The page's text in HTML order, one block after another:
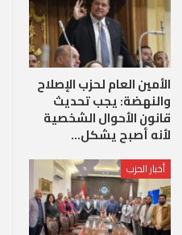
الأمين العام لحزب الإصلاح
والنهضة: يجب تحديث
قانون الأحوال الشخصية
لأنه أصبح يشكل…
أخبار الحزب